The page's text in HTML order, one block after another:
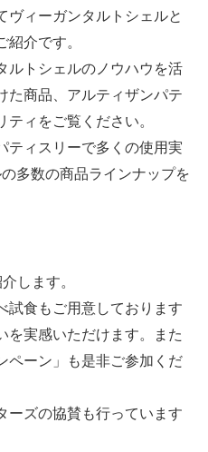
ヴィーガンタルトシェルと
介です。
ルトシェルのノウハウを活
た商品、アルティザンパテ
ィをご覧ください。
ティスリーで多くの使用実
多数の商品ラインナップを
します。
試食もご用意しております
を実感いただけます。また
ペーン」も是非ご参加くだ
ーズの協賛も行っています